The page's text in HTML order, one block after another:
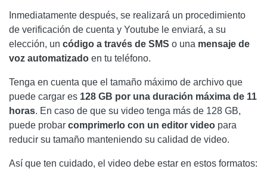
Inmediatamente después, se realizará un procedimiento
de verificación de cuenta y Youtube le enviará, a su
elección, un código a través de SMS o una mensaje de
voz automatizado en tu teléfono.
Tenga en cuenta que el tamaño máximo de archivo que
puede cargar es 128 GB por una duración máxima de 11
horas. En caso de que su video tenga más de 128 GB,
puede probar comprimerlo con un editor video para
reducir su tamaño manteniendo su calidad de video.
Así que ten cuidado, el video debe estar en estos formatos: